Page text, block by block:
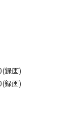
録画)
録画)